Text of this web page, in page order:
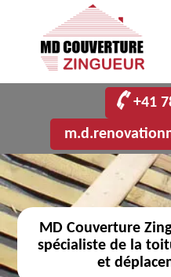
+41
MD Couverture
spécialiste de la
et